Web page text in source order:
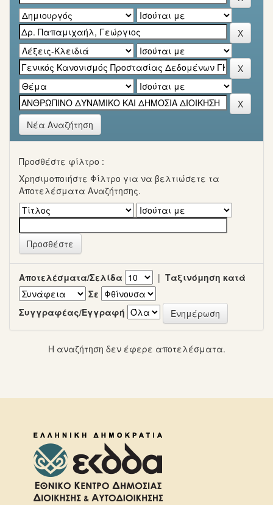
Νέα Αναζήτηση
Προσθέστε φίλτρο :
Χρησιμοποιήστε Φίλτρο για να βελτιώσετε τα
Αποτελέσματα Αναζήτησης.
Αποτελέσματα/Σελίδα | Ταξινόμηση κατά
Σε
Συγγραφέας/Εγγραφή
Η αναζήτηση δεν έφερε αποτελέσματα.